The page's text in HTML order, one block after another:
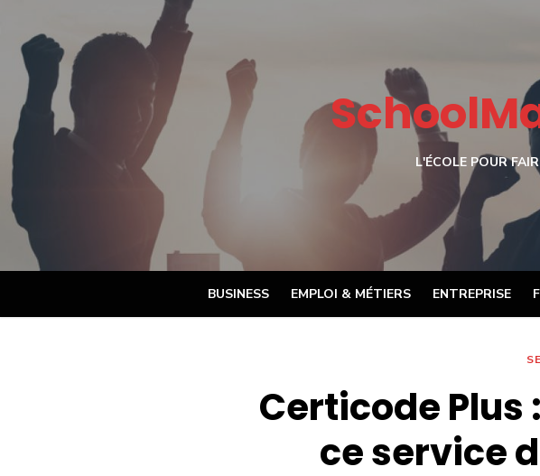
content
L'ÉCOLE POUR
BUSINESS EMPLOI & MÉTIERS ENTREPRISE
Certicode Plus
ce service